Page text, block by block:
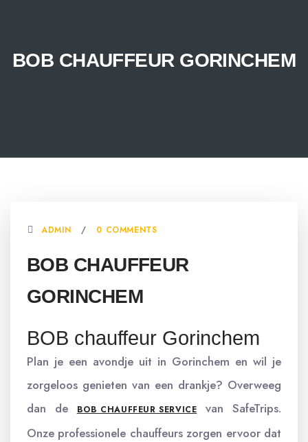
BOB CHAUFFEUR GORINCHEM
ADMIN 0 COMMENTS
BOB CHAUFFEUR
GORINCHEM
BOB chauffeur Gorinchem
Plan je een avondje uit in Gorinchem en wil je
zorgeloos genieten van een drankje? Overweeg
dan de
BOB CHAUFFEUR SERVICE
van SafeTrips.
Onze professionele chauffeurs zorgen ervoor dat